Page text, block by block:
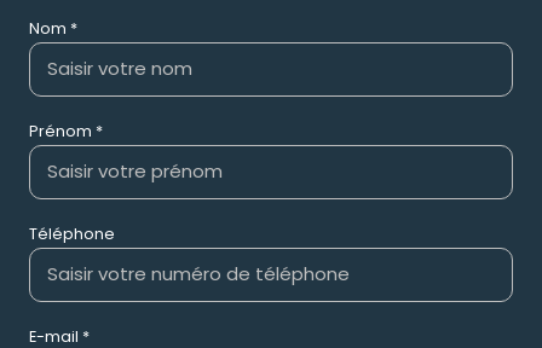
Nom *
Prénom *
Téléphone
E-mail *